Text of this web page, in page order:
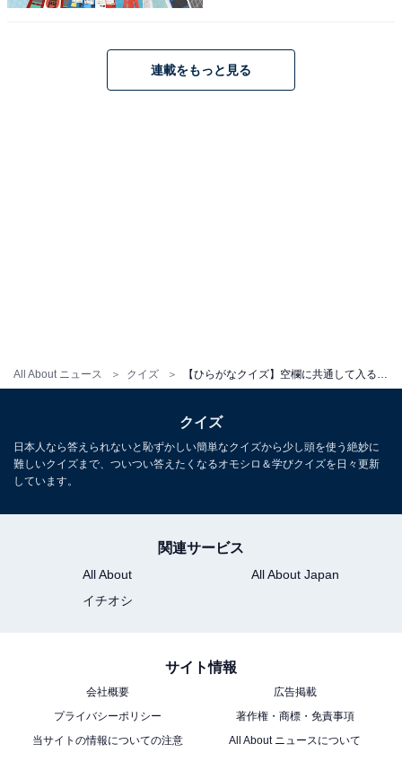
All About ニュース クイズ
連載をもっと見る
クイズ
日本人なら答えられないと恥ずかしい簡単なクイズから少し頭を使う絶妙に
難しいクイズまで、ついつい答えたくなるオモシロ＆学びクイズを日々更新
しています。
関連サービス
All About
All About Japan
イチオシ
サイト情報
会社概要
広告掲載
プライバシーポリシー
著作権・商標・免責事項
当サイトの情報についての注意
All About ニュースについて